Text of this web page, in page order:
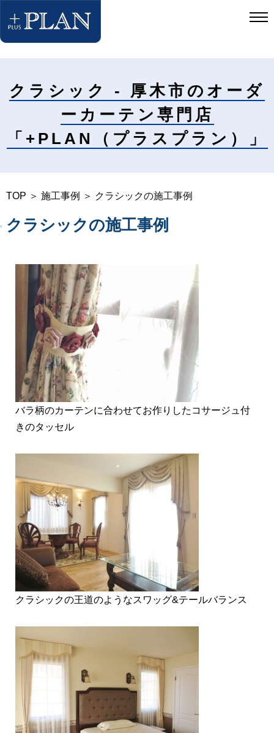
クラシック - 厚木市のオーダ
ーカーテン専門店
「+PLAN（プラスプラン）」
TOP ＞ 施工事例 ＞ クラシックの施工事例
クラシックの施工事例
バラ柄のカーテンに合わせてお作りしたコサージュ付
きのタッセル
クラシックの王道のようなスワッグ&テールバランス